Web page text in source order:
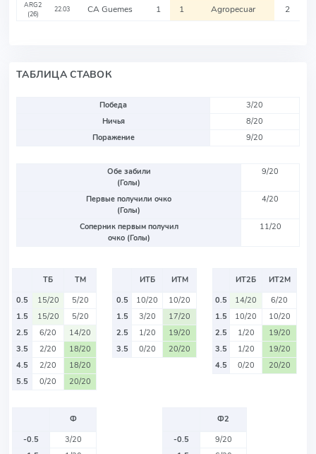
ARG2
(26)
22.03 CA Guemes 1 1 Agropecuar 2
ТАБЛИЦА СТАВОК
Победа
3/20
Ничья
8/20
Поражение
9/20
Обе забили
(Голы)
9/20
Первые получили очко
(Голы)
4/20
Соперник первым получил
очко (Голы)
11/20
ТБ
ТМ
0.5
15/20
5/20
1.5
15/20
5/20
2.5
6/20
14/20
3.5
2/20
18/20
4.5
2/20
18/20
5.5
0/20 20/20
ИТБ
ИТМ
0.5
10/20
10/20
1.5
3/20
17/20
2.5
1/20
19/20
3.5
0/20 20/20
ИТ2Б
ИТ2М
0.5
14/20
6/20
1.5
10/20
10/20
2.5
1/20
19/20
3.5
1/20
19/20
4.5
0/20 20/20
Ф
-0.5
3/20
Ф2
-0.5
9/20